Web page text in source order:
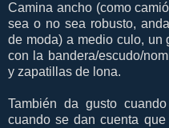
Camina ancho (como
sea o no sea robusto,
de moda) a medio culo, un
con la bandera/escudo/
y zapatillas de lona.
También da gusto
cuando se dan cuenta